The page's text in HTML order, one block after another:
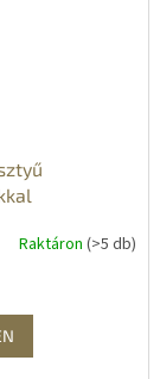
Raktáron (>5 db)